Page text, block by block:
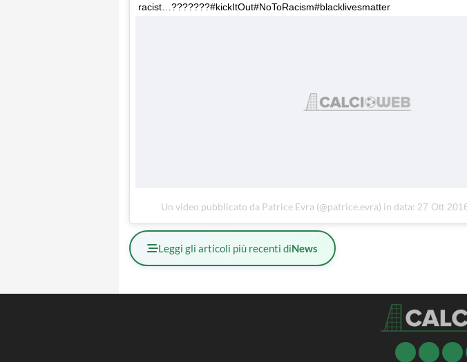
racist…???????#kickItOut#NoToRacism#blacklivesmatter
Un video pubblicato da Patrice Evra (@patrice.evra) in data: 27 Ott
Leggi gli articoli più recenti diNews